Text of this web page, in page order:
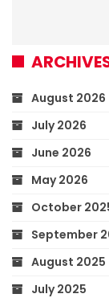
August 2026
July 2026
June 2026
May 2026
October
September
August 2025
July 2025